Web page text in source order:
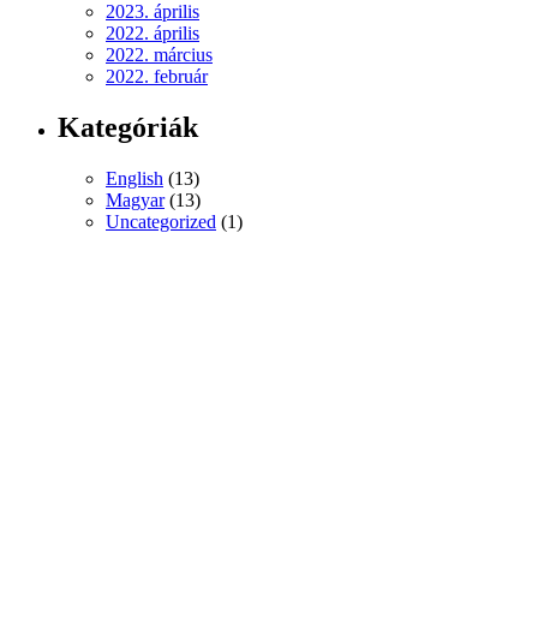
2023. április
2022. április
2022. március
2022. február
Kategóriák
English (13)
Magyar(13)
Uncategorized (1)